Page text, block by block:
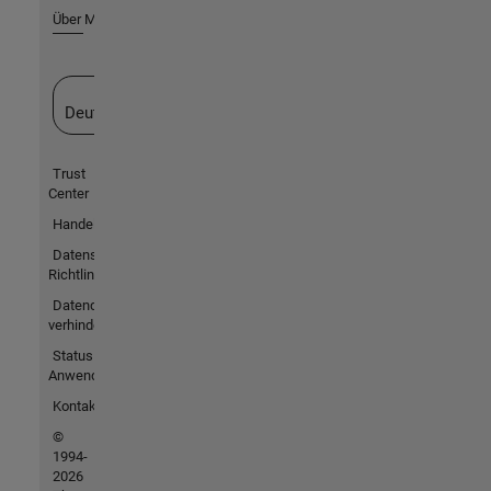
Über MathWorks
Deutschland
Trust
Center
Handelsmarken
Datenschutz-
Richtlinien
Datendiebstahl
verhindern
Status von
Anwendungen
Kontakt
©
1994-
2026